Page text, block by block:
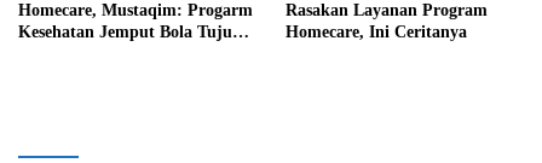
Homecare, Mustaqim: Progarm
Kesehatan Jemput Bola Tujuan
Rasakan Layanan Program
Homecare, Ini Ceritanya